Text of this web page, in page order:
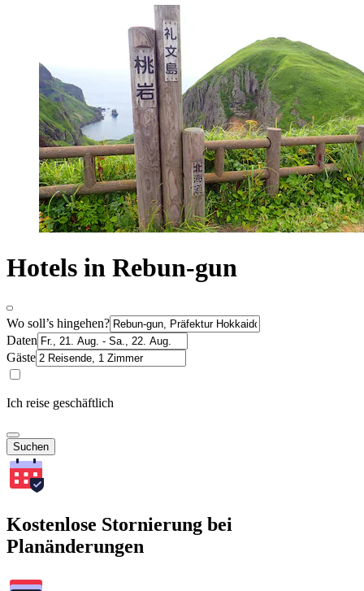
Hotels in Rebun-gun
Wo soll’s hingehen?
Daten
Gäste
Ich reise geschäftlich
Suchen
Kostenlose Stornierung bei
Planänderungen